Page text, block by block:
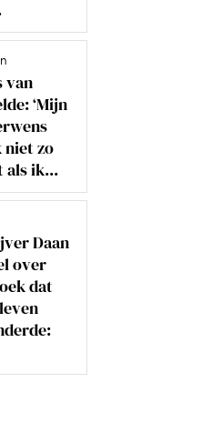
van
‘Mijn
niet zo
als ik...
Daan
over
dat